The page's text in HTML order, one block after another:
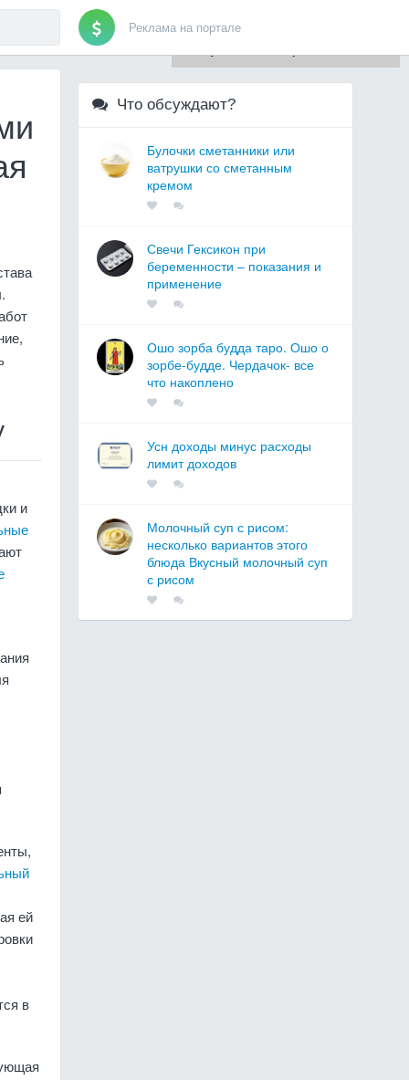
Реклама на портале
и
ей
в
Что обсуждают?
Булочки сметанники или
ватрушки со сметанным
кремом
Свечи Гексикон при
беременности – показания и
применение
Ошо зорба будда таро. Ошо о
зорбе-будде. Чердачок- все
что накоплено
Усн доходы минус расходы
лимит доходов
Молочный суп с рисом:
несколько вариантов этого
блюда Вкусный молочный суп
с рисом
Для любых предложений по